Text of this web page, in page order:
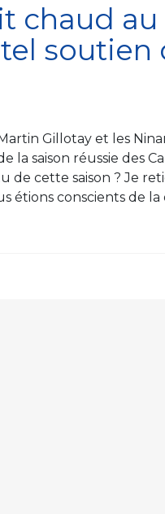
chaud
soutien
Gillotay et les
la saison réussie des
de cette saison ? Je
étions conscients de